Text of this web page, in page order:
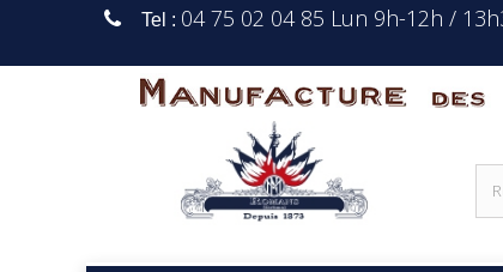
Tel : 04 75 02 04 85 Lun 9h-12h /
Manufacture